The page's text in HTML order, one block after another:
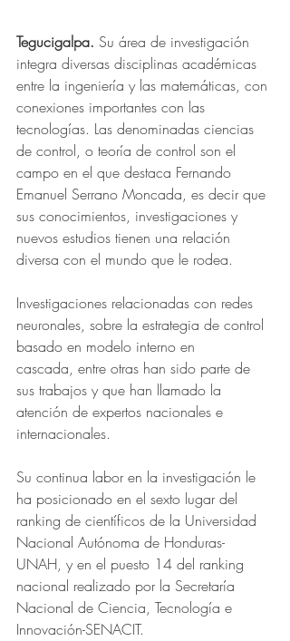
Tegucigalpa. Su área de investigación
integra diversas disciplinas académicas
entre la ingeniería y las matemáticas, con
conexiones importantes con las
tecnologías. Las denominadas ciencias
de control, o teoría de control son el
campo en el que destaca Fernando
Emanuel Serrano Moncada, es decir que
sus conocimientos, investigaciones y
nuevos estudios tienen una relación
diversa con el mundo que le rodea.
Investigaciones relacionadas con redes
neuronales, sobre la estrategia de control
basado en modelo interno en
cascada, entre otras han sido parte de
sus trabajos y que han llamado la
atención de expertos nacionales e
internacionales.
Su continua labor en la investigación le
ha posicionado en el sexto lugar del
ranking de científicos de la Universidad
Nacional Autónoma de Honduras-
UNAH, y en el puesto 14 del ranking
nacional realizado por la Secretaría
Nacional de Ciencia, Tecnología e
Innovación-SENACIT.